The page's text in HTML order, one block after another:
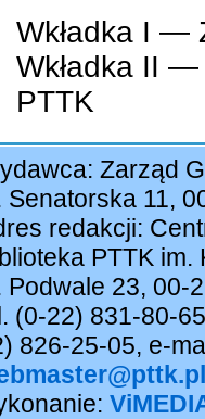
Wkładka I —
Wkładka II —
PTTK
Zarząd
Senatorska 11,
redakcji:
PTTK im.
Podwale 23, 00-
(0-22) 831-80-
826-25-05, e-